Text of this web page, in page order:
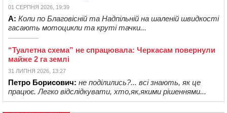
01 СЕРПНЯ 2026, 19:39
А: Коли по Благовісній та Надпільній на шаленій швидкості
гасають мотоцикли та круті тачки...
“Туалетна схема” не спрацювала: Черкасам повернули
майже 2 га землі
31 ЛИПНЯ 2026, 13:27
Петро Борисович: не поділились?... всі знають, як це
працює. Легко відслідкувати, хто,як,якими рішеннями...